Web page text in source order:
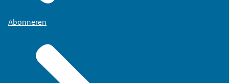
Abonneren